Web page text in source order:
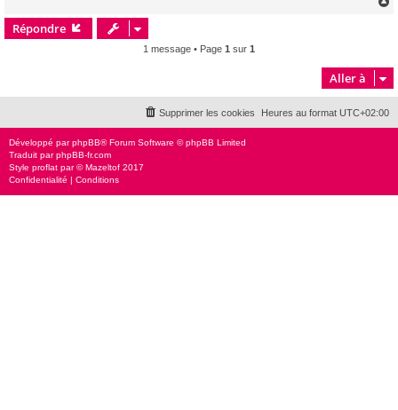
Répondre
1 message • Page 1 sur 1
Aller à
Heures au format UTC+02:00
Supprimer les cookies
Développé parphpBB® Forum Software © phpBB Limited
Traduit parphpBB-fr.com
Style proflat par ©Mazeltof 2017
Confidentialité | Conditions